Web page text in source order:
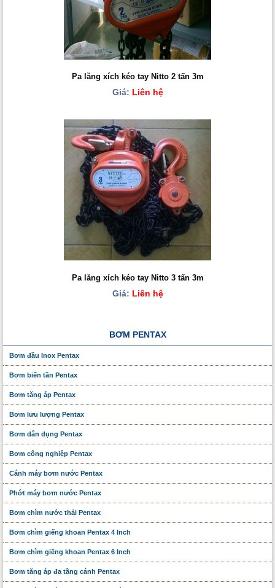
Pa lăng xích kéo tay Nitto 2 tấn 3m
Giá: Liên hệ
Pa lăng xích kéo tay Nitto 3 tấn 3m
Giá: Liên hệ
BƠM PENTAX
Bơm đầu Inox Pentax
Bơm biến tần Pentax
Bơm tăng áp Pentax
Bơm lưu lượng Pentax
Bơm dân dụng Pentax
Bơm công nghiệp Pentax
Cánh máy bơm nước Pentax
Phớt máy bơm nước Pentax
Bơm chìm nước thải Pentax
Bơm chìm giếng khoan Pentax 4 Inch
Bơm chìm giếng khoan Pentax 6 Inch
Bơm tăng áp đa tầng cánh Pentax